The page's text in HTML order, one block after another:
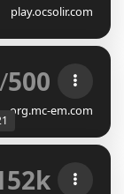
play.ocsolir.com
[1.8 ➠ 1.21
ʜᴀs ʙᴇᴇɴ
/500
org.mc-em.com
K JUS T E
┃ discord.gg/